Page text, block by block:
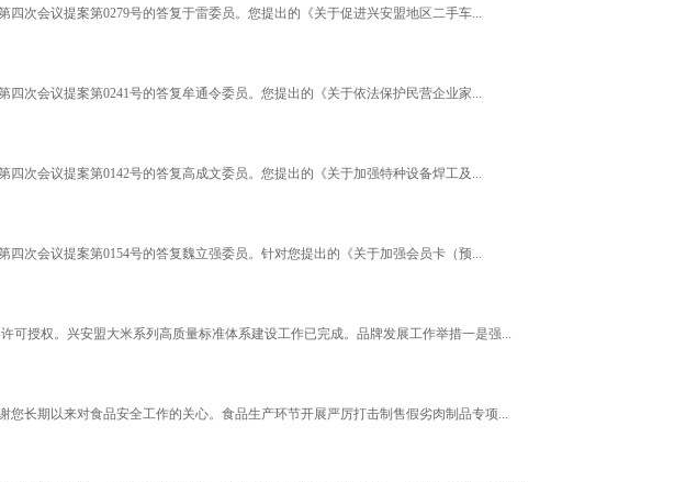
次会议提案第0279号的答复于雷委员。您提出的《关于促进兴安盟地区二手车...
次会议提案第0241号的答复牟通令委员。您提出的《关于依法保护民营企业家...
次会议提案第0142号的答复高成文委员。您提出的《关于加强特种设备焊工及...
次会议提案第0154号的答复魏立强委员。针对您提出的《关于加强会员卡（预...
授权。兴安盟大米系列高质量标准体系建设工作已完成。品牌发展工作举措一是强...
长期以来对食品安全工作的关心。食品生产环节开展严厉打击制售假劣肉制品专项...